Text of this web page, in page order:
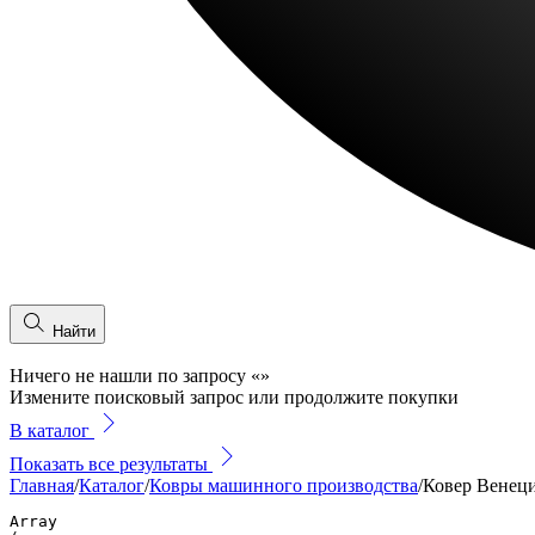
Найти
Ничего не нашли по запросу «»
Измените поисковый запрос или продолжите покупки
В каталог
Показать все результаты
Главная/Каталог/Ковры машинного производства/Ковер
Array